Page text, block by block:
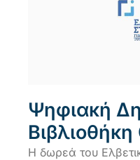
Ψηφιακή
Η δωρεά του